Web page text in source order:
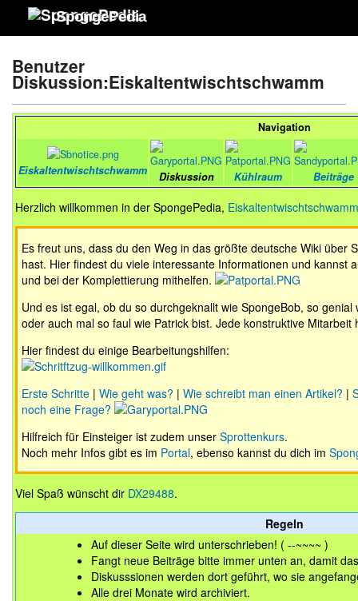
SpongePedia
Benutzer
Diskussion:Eiskaltentwischtschwamm
Navigation
Eiskaltentwischtschwamm Diskussion Kühlraum Beiträge
Herzlich willkommen in der SpongePedia, Eiskaltentwischtschwamm
Es freut uns, dass du den Weg in das größte deutsche Wiki über
hast. Hier findest du viele interessante Informationen und kannst
und bei der Komplettierung mithelfen.
Und es ist egal, ob du so durchgeknallt wie SpongeBob, so
oder auch mal so faul wie Patrick bist. Jede konstruktive
Hier findest du einige Bearbeitungshilfen:
Erste Schritte | Wie geht was? | Wie schreibt man einen Artikel? |
noch eine Frage?
Hilfreich für Einsteiger ist zudem unser Sprottenkurs.
Noch mehr Infos gibt es im Portal, ebenso kannst du dich im
Viel Spaß wünscht dir DX29488.
Regeln
Auf dieser Seite wird unterschrieben! ( --~~~~ )
Fangt neue Beiträge bitte immer unten an, damit
Diskusssionen werden dort geführt, wo sie
Alle drei Monate wird archiviert.